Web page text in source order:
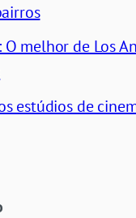
O melhor de Los
estúdios de